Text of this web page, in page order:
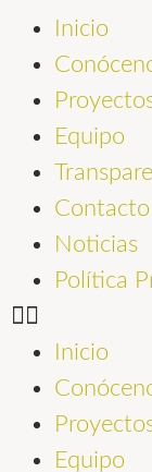
Inicio
Equipo
Contacto
Noticias
Política
Inicio
Equipo